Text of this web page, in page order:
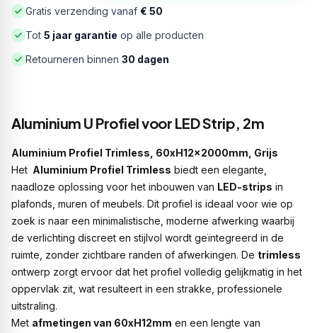
Gratis verzending vanaf € 50
Tot 5 jaar garantie op alle producten
Retourneren binnen 30 dagen
Aluminium U Profiel voor LED Strip, 2m
Aluminium Profiel Trimless, 60xH12x2000mm, Grijs
Het Aluminium Profiel Trimless biedt een elegante,
naadloze oplossing voor het inbouwen van LED-strips in
plafonds, muren of meubels. Dit profiel is ideaal voor wie op
zoek is naar een minimalistische, moderne afwerking waarbij
de verlichting discreet en stijlvol wordt geïntegreerd in de
ruimte, zonder zichtbare randen of afwerkingen. De trimless
ontwerp zorgt ervoor dat het profiel volledig gelijkmatig in het
oppervlak zit, wat resulteert in een strakke, professionele
uitstraling.
Met afmetingen van 60xH12mm en een lengte van